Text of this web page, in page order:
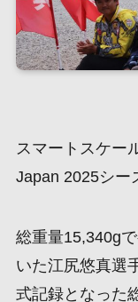
スマートスケー
Japan 2025シー
総重量15,340g
いた江尻悠真選
式記録となった